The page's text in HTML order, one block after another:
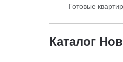
Готовые
Каталог